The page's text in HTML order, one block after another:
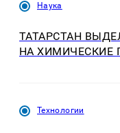
Наука
ТАТАРСТАН
НА ХИМИЧЕСКИЕ
Технологии